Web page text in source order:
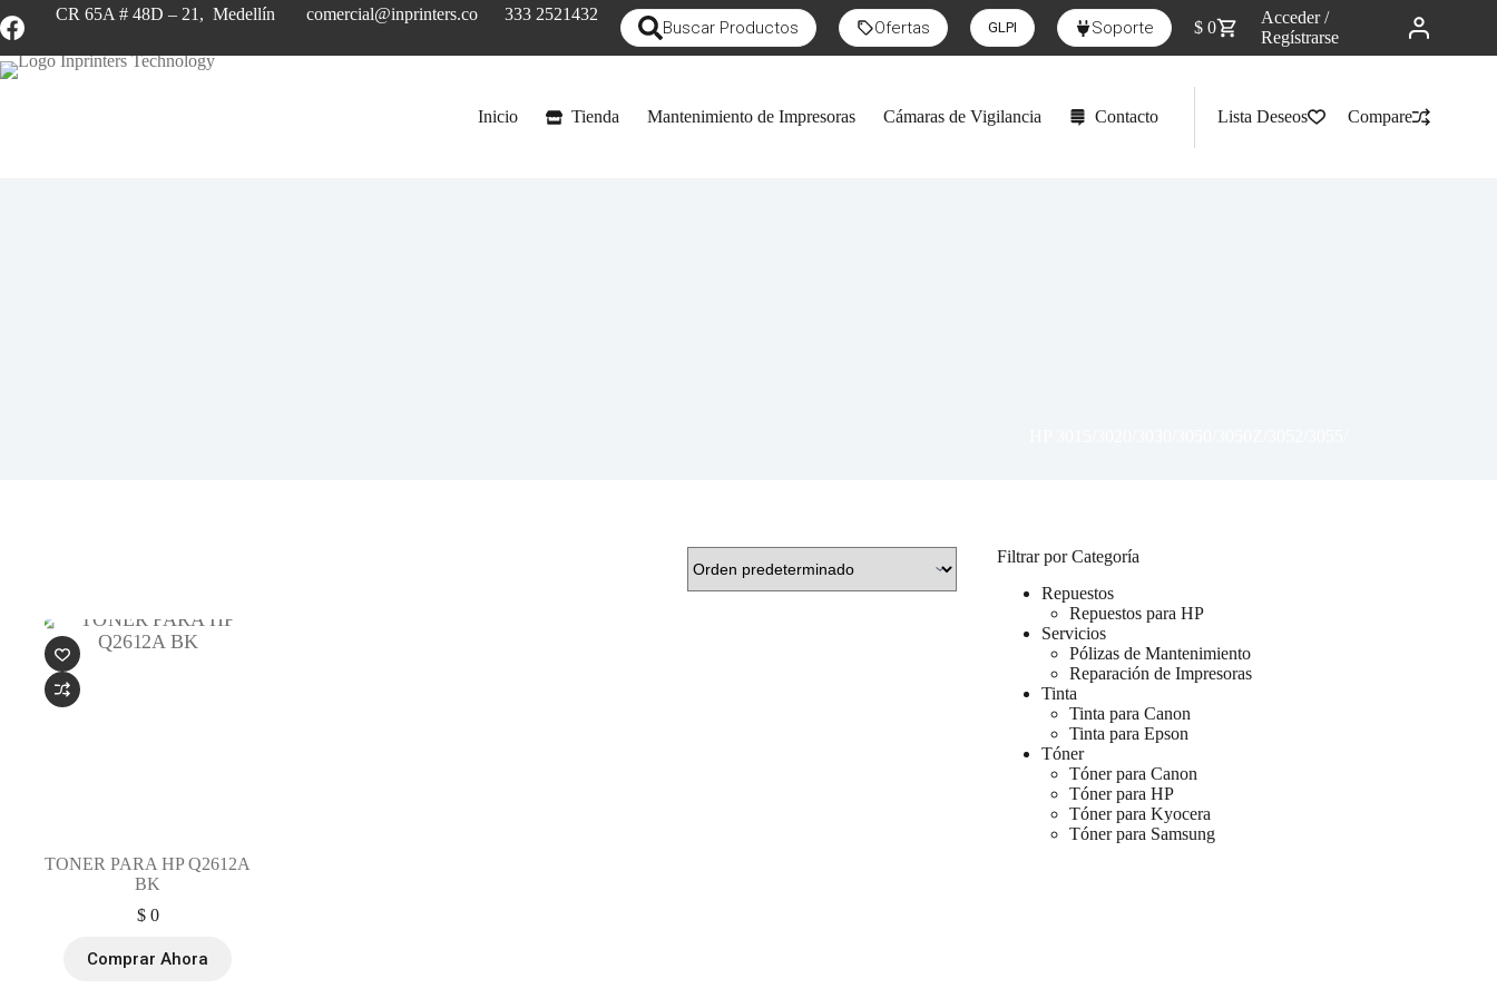
CR 65A # 48D – 21, Medellín comercial@inprinters.co 333 2521432
Buscar Productos Ofertas GLPI Soporte $ 0
Acceder /
Regístrarse
Inicio Tienda Mantenimiento de Impresoras Cámaras de Vigilancia Contacto Lista Deseos Compare
TONER PARA HP Q2612A
BK
$0
Comprar Ahora
Filtrar por Categoría
Repuestos
Repuestos para HP
Servicios
Pólizas de Mantenimiento
Reparación de Impresoras
Tinta
Tinta para Canon
Tinta para Epson
Tóner
Tóner para Canon
Tóner para HP
Tóner para Kyocera
Tóner para Samsung